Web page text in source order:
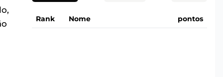
Rank Nome pontos